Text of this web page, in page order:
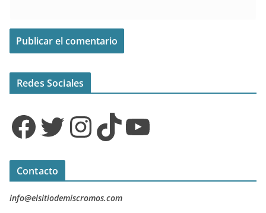
Redes Sociales
Facebook Twitter InstagramTikTok YouTube
Contacto
info@elsitiodemiscromos.com